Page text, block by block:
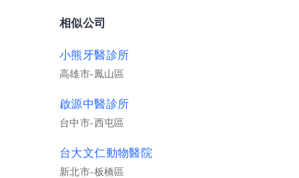
相似公司
小熊牙醫診所
高雄市-鳳山區
啟源中醫診所
台中市-西屯區
台大文仁動物醫院
新北市-板橋區